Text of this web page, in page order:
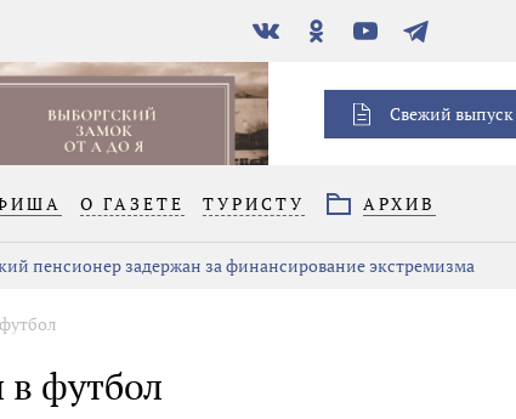
В
контакте
Одноклассники
YouTubeТелеграм
Свежий выпуск
О ГАЗЕТЕ ТУРИСТУ АРХИВ
пенсионер задержан за финансирование экстремизма
в футбол